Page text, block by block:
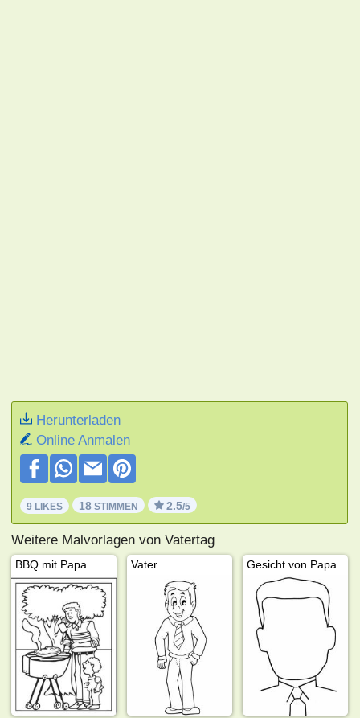
Herunterladen
Online Anmalen
9 LIKES 18 STIMMEN 2.5/5
Weitere Malvorlagen von Vatertag
BBQ mit Papa Vater Gesicht von Papa